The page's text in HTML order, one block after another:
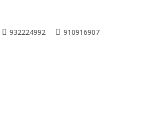
932224992 910916907